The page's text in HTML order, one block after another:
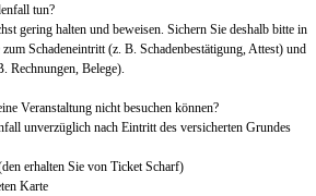
tun?
gering halten und beweisen. Sichern Sie deshalb bitte in
Schadeneintritt (z. B. Schadenbestätigung, Attest) und
Rechnungen, Belege).
Veranstaltung nicht besuchen können?
unverzüglich nach Eintritt des versicherten Grundes
erhalten Sie von Ticket Scharf)
Karte